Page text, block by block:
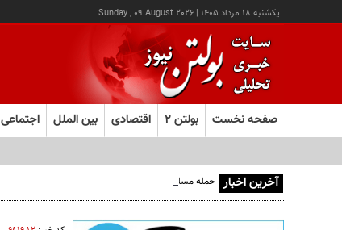
يکشنبه ۱۸ مرداد ۱۴۰۵ |
Sunday , 09 August 2026
صفحه نخست بولتن ۲ اقتصادی بین الملل اجتماعی
آخرین اخبار حمله مسلحانه به قهوه‌خانه‌ای در زاهدان؛ ۲ نفر جان باختند